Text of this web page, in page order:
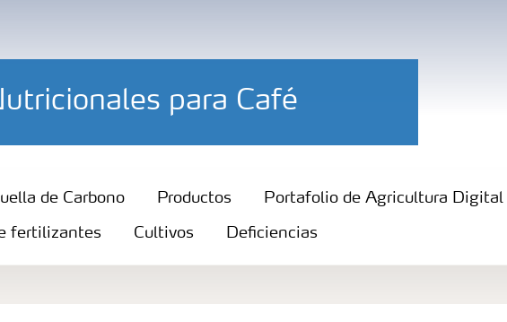
para Café
de Carbono Productos Portafolio de Agricultura Digital
fertilizantes Cultivos Deficiencias